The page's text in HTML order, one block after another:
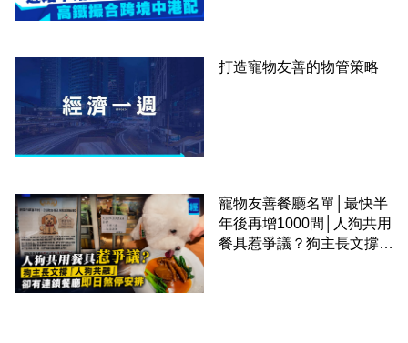
打造寵物友善的物管策略
寵物友善餐廳名單│最快半
年後再增1000間│人狗共用
餐具惹爭議？狗主長文撐